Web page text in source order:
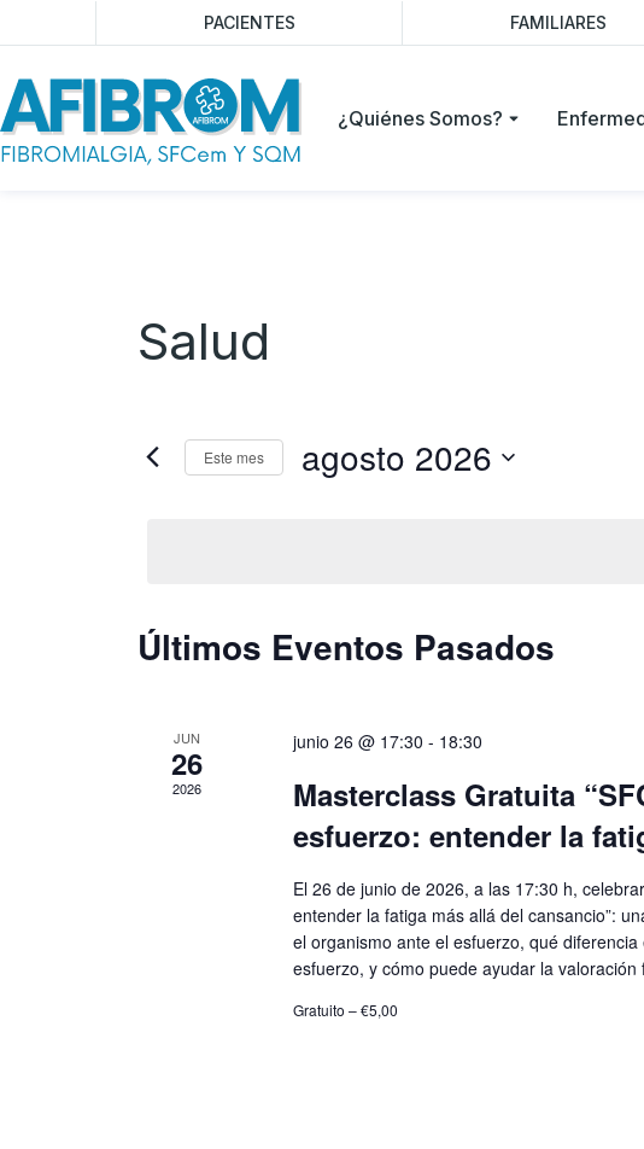
PACIENTES FAMILIARES
¿Quiénes Somos?
Salud
Este mes agosto 2026
Calendario
Eventos
Últimos Eventos Pasados
JUN
26
2026
junio 26 @ 17:30 - 18:30
Masterclass Gratuita
esfuerzo: entender la
El 26 de junio de 2026, a las 17:30 h,
entender la fatiga más allá del cansancio”:
el organismo ante el esfuerzo, qué
esfuerzo, y cómo puede ayudar la
Gratuito – €5,00